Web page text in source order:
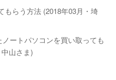
らう方法 (2018年03月・埼
ートパソコンを買い取っても
山さま)